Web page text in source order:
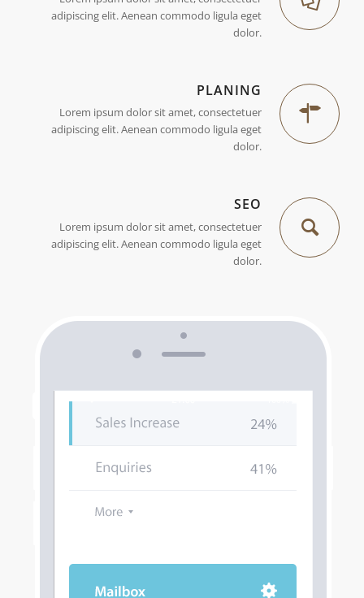
adipiscing elit. Aenean commodo ligula eget
dolor.
PLANING
Lorem ipsum dolor sit amet, consectetuer
adipiscing elit. Aenean commodo ligula eget
dolor.
SEO
Lorem ipsum dolor sit amet, consectetuer
adipiscing elit. Aenean commodo ligula eget
dolor.